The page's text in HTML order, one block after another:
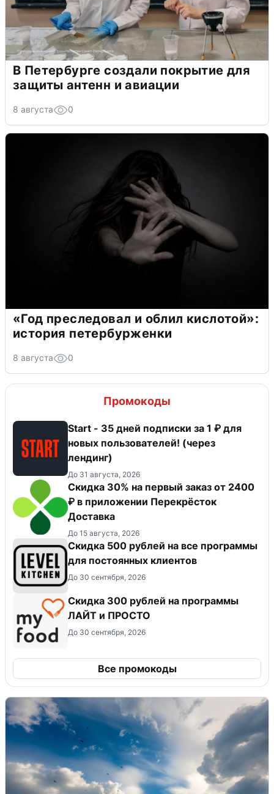
В Петербурге создали покрытие для
защиты антенн и авиации
8 августа 0
«Год преследовал и облил кислотой»:
история петербурженки
8 августа 0
Промокоды
Start - 35 дней подписки за 1 ₽ для
новых пользователей! (через
лендинг)
До 31 августа, 2026
Скидка 30% на первый заказ от 2400
₽ в приложении Перекрёсток
Доставка
До 15 августа, 2026
Скидка 500 рублей на все программы
для постоянных клиентов
До 30 сентября, 2026
​Скидка 300 рублей на программы
ЛАЙТ и ПРОСТО
До 30 сентября, 2026
Все промокоды